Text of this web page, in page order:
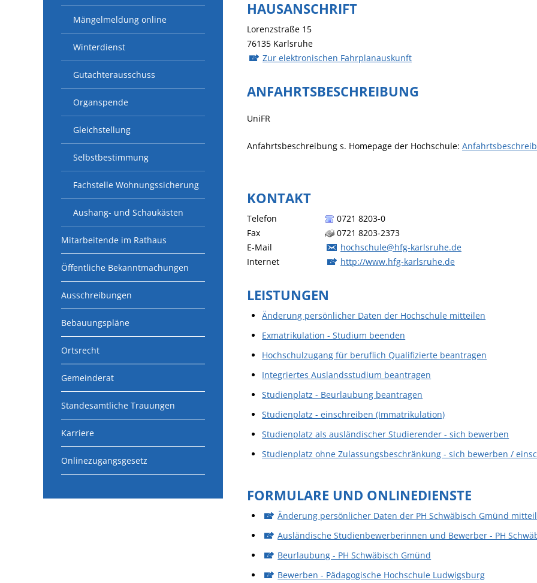
Mängelmeldung online
Winterdienst
Gutachterausschuss
Organspende
Gleichstellung
Selbstbestimmung
Fachstelle Wohnungssicherung
Aushang- und Schaukästen
Mitarbeitende im Rathaus
Öffentliche Bekanntmachungen
Ausschreibungen
Bebauungspläne
Ortsrecht
Gemeinderat
Standesamtliche Trauungen
Karriere
Onlinezugangsgesetz
HAUSANSCHRIFT
Lorenzstraße 15
76135 Karlsruhe
Zur elektronischen Fahrplanauskunft
ANFAHRTSBESCHREIBUNG
UniFR
Anfahrtsbeschreibung s. Homepage der Hochschule:
KONTAKT
Telefon
0721 8203-0
Fax
0721 8203-2373
E-Mail
hochschule@hfg-karlsruhe.de
Internet
http://www.hfg-karlsruhe.de
LEISTUNGEN
Änderung persönlicher Daten der Hochschule mitteilen
Exmatrikulation - Studium beenden
Hochschulzugang für beruflich Qualifizierte beantragen
Integriertes Auslandsstudium beantragen
Studienplatz - Beurlaubung beantragen
Studienplatz - einschreiben (Immatrikulation)
Studienplatz als ausländischer Studierender - sich bewerben
Studienplatz ohne Zulassungsbeschränkung - sich bewerben /
FORMULARE UND ONLINEDIENSTE
Änderung persönlicher Daten der PH Schwäbisch Gmünd
Ausländische Studienbewerberinnen und Bewerber - PH
Beurlaubung - PH Schwäbisch Gmünd
Bewerben - Pädagogische Hochschule Ludwigsburg